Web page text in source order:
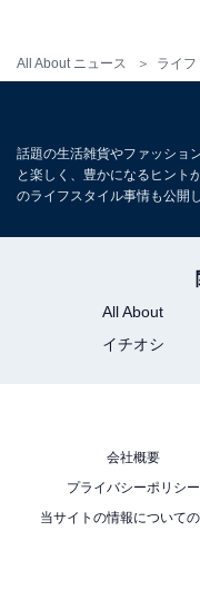
All About ニュース ライフ
話題の生活雑貨やファッショ
と楽しく、豊かになるヒント
のライフスタイル事情も公開
All About
イチオシ
会社概要
プライバシーポリシー
当サイトの情報について